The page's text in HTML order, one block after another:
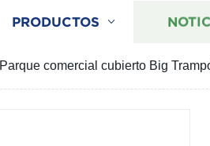
PRODUCTOS
Parque comercial cubierto Big